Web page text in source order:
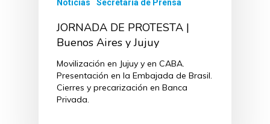
Noticias Secretaría de Prensa
JORNADA DE PROTESTA |
Buenos Aires y Jujuy
Movilización en Jujuy y en CABA.
Presentación en la Embajada de Brasil.
Cierres y precarización en Banca
Privada.